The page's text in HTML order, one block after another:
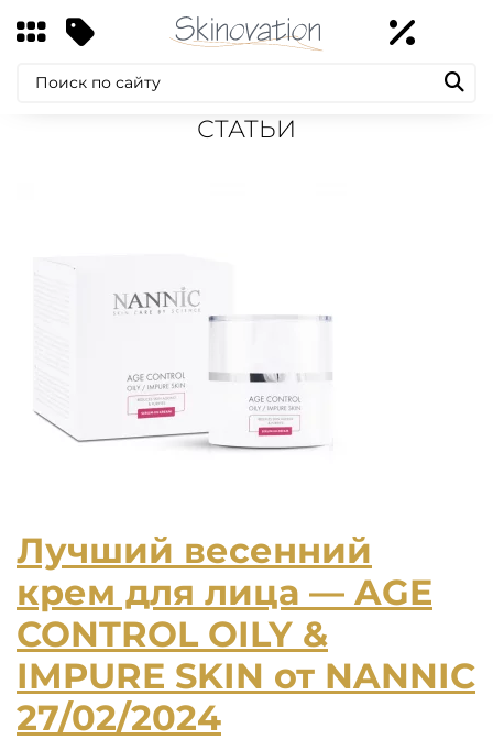
СТАТЬИ
Лучший весенний
крем для лица — AGE
CONTROL OILY &
IMPURE SKIN от NANNIC
27/02/2024